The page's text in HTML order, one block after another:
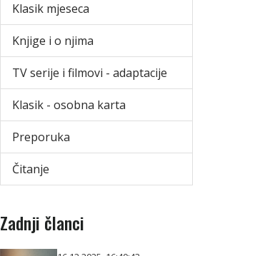
Klasik mjeseca
Knjige i o njima
TV serije i filmovi - adaptacije
Klasik - osobna karta
Preporuka
Čitanje
Zadnji članci